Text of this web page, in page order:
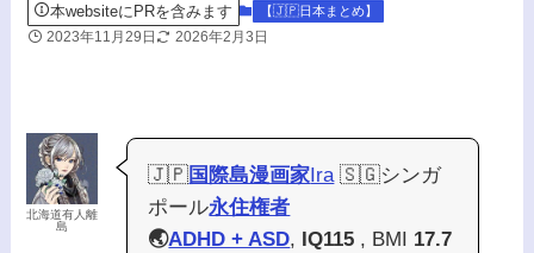
本websiteにPRを含みます 【🇯🇵日本まとめ】
2023年11月29日 2026年2月3日
北海道有人離
島
🇯🇵国際島漫画家 Ira🇸🇬シンガ
ポール永住権者
🌏ADHD + ASD, IQ115 , BMI 17.7